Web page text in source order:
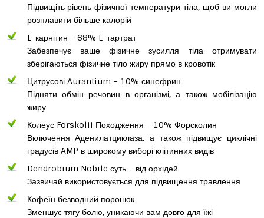
Підвищіть рівень фізичної температури тіла, щоб ви могли
розплавити більше калорій
L-карнітин – 68% L-тартрат
Забезпечує ваше фізичне зусилля тіла отримувати
зберігаються фізичне тіло жиру прямо в кровотік
Цитрусові Aurantium – 10% синефрин
Підняти обмін речовин в організмі, а також мобілізацію
жиру
Колеус Forskolii Походження – 10% Форсколин
Включення Аденилатциклаза, а також підвищує циклічні
градусів AMP в широкому виборі клітинних видів
Dendrobium Nobile суть – від орхідей
Зазвичай використовується для підвищення травлення
Кофеїн безводний порошок
Зменшує тягу болю, уникаючи вам довго для їжі